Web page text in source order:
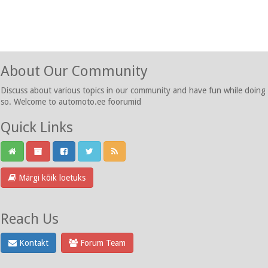
About Our Community
Discuss about various topics in our community and have fun while doing
so. Welcome to automoto.ee foorumid
Quick Links
Märgi kõik loetuks
Reach Us
Kontakt Forum Team